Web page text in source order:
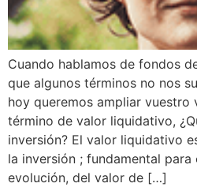
Cuando hablamos de fondos
que algunos términos no nos
hoy queremos ampliar vuestro
término de valor liquidativo,
inversión? El valor liquidativo
la inversión ; fundamental para
evolución, del valor de […]